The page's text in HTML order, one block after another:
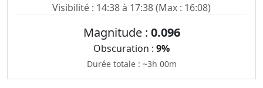
Visibilité : 14:38 à 17:38 (Max : 16:08)
Magnitude : 0.096
Obscuration : 9%
Durée totale : ~3h 00m